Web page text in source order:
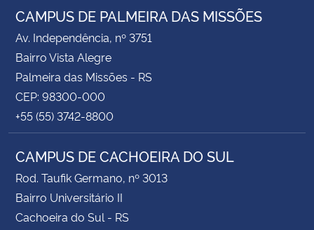
CAMPUS DE PALMEIRA DAS MISSÕES
Av. Independência, nº 3751
Bairro Vista Alegre
Palmeira das Missões - RS
CEP: 98300-000
+55 (55) 3742-8800
CAMPUS DE CACHOEIRA DO SUL
Rod. Taufik Germano, nº 3013
Bairro Universitário II
Cachoeira do Sul - RS